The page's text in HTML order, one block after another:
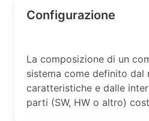
Configurazione
La composizione di un
sistema come definito dal
caratteristiche e dalle
parti (SW, HW o altro)